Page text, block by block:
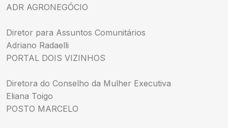
ADR AGRONEGÓCIO
Diretor para Assuntos Comunitários
Adriano Radaelli
PORTAL DOIS VIZINHOS
Diretora do Conselho da Mulher Executiva
Eliana Toigo
POSTO MARCELO